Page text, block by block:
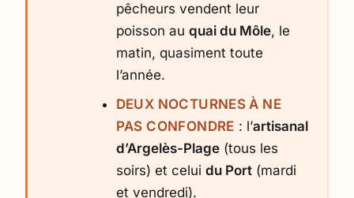
pêcheurs vendent leur
poisson au quai du Môle, le
matin, quasiment toute
l’année.
DEUX NOCTURNES À NE
PAS CONFONDRE : l’artisanal
d’Argelès-Plage(tous les
soirs) et celui du Port(mardi
et vendredi).